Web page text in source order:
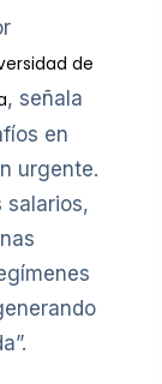
de
, señala
en
urgente.
salarios,